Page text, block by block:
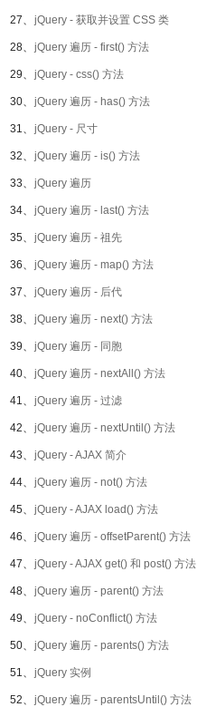
27、 jQuery - 获取并设置 CSS 类
28、 jQuery 遍历 - first() 方法
29、 jQuery - css() 方法
30、 jQuery 遍历 - has() 方法
31、 jQuery - 尺寸
32、 jQuery 遍历 - is() 方法
33、 jQuery 遍历
34、 jQuery 遍历 - last() 方法
35、 jQuery 遍历 - 祖先
36、 jQuery 遍历 - map() 方法
37、 jQuery 遍历 - 后代
38、 jQuery 遍历 - next() 方法
39、 jQuery 遍历 - 同胞
40、 jQuery 遍历 - nextAll() 方法
41、 jQuery 遍历 - 过滤
42、 jQuery 遍历 - nextUntil() 方法
43、 jQuery - AJAX 简介
44、 jQuery 遍历 - not() 方法
45、 jQuery - AJAX load() 方法
46、 jQuery 遍历 - offsetParent() 方法
47、 jQuery - AJAX get() 和 post() 方法
48、 jQuery 遍历 - parent() 方法
49、 jQuery - noConflict() 方法
50、 jQuery 遍历 - parents() 方法
51、 jQuery 实例
52、 jQuery 遍历 - parentsUntil() 方法